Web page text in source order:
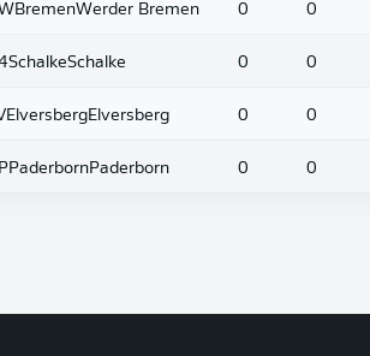
BremenWerder Bremen 0 0
SchalkeSchalke 0 0
ElversbergElversberg 0 0
PaderbornPaderborn 0 0